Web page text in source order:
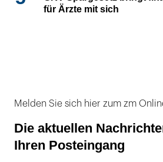
für Ärzte mit sich
Melden Sie sich hier zum zm
Die aktuellen
Ihren Posteingang